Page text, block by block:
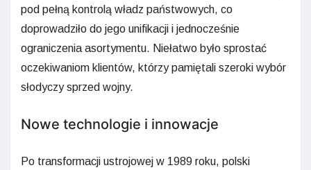
pod pełną kontrolą władz państwowych, co
doprowadziło do jego unifikacji i jednocześnie
ograniczenia asortymentu. Niełatwo było sprostać
oczekiwaniom klientów, którzy pamiętali szeroki wybór
słodyczy sprzed wojny.
Nowe technologie i innowacje
Po transformacji ustrojowej w 1989 roku, polski